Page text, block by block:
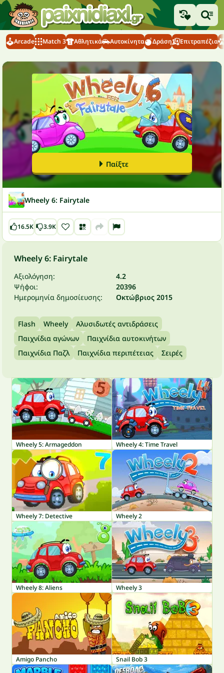
Arcade Match 3 Αθλητικά Αυτοκίνητα Δράση Επιτραπέζια
Παίξτε
Wheely 6: Fairytale
16.5K 3.9K
Wheely 6: Fairytale
Αξιολόγηση:
4.2
Ψήφοι:
20396
Ημερομηνία δημοσίευσης:
Οκτώβριος 2015
Flash Wheely
Αλυσιδωτές αντιδράσεις
Παιχνίδια αγώνων
Παιχνίδια αυτοκινήτων
Παιχνίδια Παζλ
Παιχνίδια περιπέτειας Σειρές
Wheely 5: Armageddon Wheely 4: Time Travel
Wheely 7: Detective Wheely 2
Wheely 8: Aliens Wheely 3
Amigo Pancho Snail Bob 3